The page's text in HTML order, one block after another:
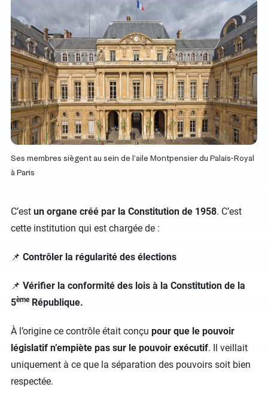
Ses membres siègent au sein de l’aile Montpensier du Palais-Royal
à Paris
C’est un organe créé par la Constitution de 1958. C’est
cette institution qui est chargée de :
📌 Contrôler la régularité des élections
📌 Vérifier la conformité des lois à la Constitution de la
5èmeRépublique.
À l’origine ce contrôle était conçu pour que le pouvoir
législatif n’empiète pas sur le pouvoir exécutif. Il veillait
uniquement à ce que la séparation des pouvoirs soit bien
respectée.